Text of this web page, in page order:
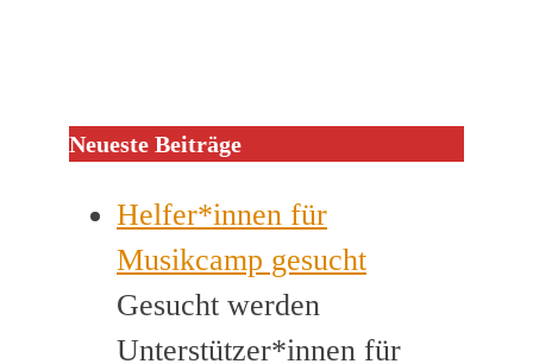
Neueste Beiträge
Helfer*innen für
Musikcamp gesucht
Gesucht werden
Unterstützer*innen für